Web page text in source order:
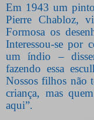
Em 1943 um
Pierre Chabloz,
Formosa os
Interessou-se por
um índio –
fazendo essa
Nossos filhos não
criança, mas
aqui”.